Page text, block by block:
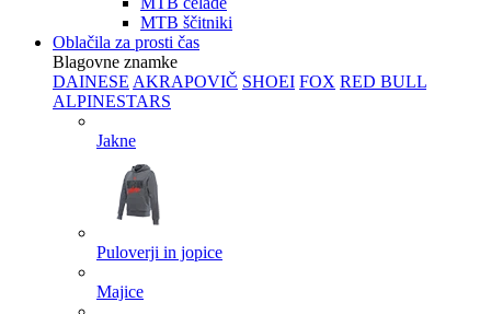
MTB ščitniki
Oblačila za prosti čas
Blagovne znamke
DAINESE AKRAPOVIČ SHOEI FOX RED BULL
ALPINESTARS
Jakne
Puloverji in jopice
Majice